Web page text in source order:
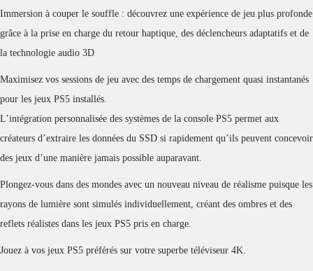
Immersion à couper le souffle : découvrez une expérience de jeu plus profonde
grâce à la prise en charge du retour haptique, des déclencheurs adaptatifs et de
la technologie audio 3D
Maximisez vos sessions de jeu avec des temps de chargement quasi instantanés
pour les jeux PS5 installés.
L’intégration personnalisée des systèmes de la console PS5 permet aux
créateurs d’extraire les données du SSD si rapidement qu’ils peuvent concevoir
des jeux d’une manière jamais possible auparavant.
Plongez-vous dans des mondes avec un nouveau niveau de réalisme puisque les
rayons de lumière sont simulés individuellement, créant des ombres et des
reflets réalistes dans les jeux PS5 pris en charge.
Jouez à vos jeux PS5 préférés sur votre superbe téléviseur 4K.